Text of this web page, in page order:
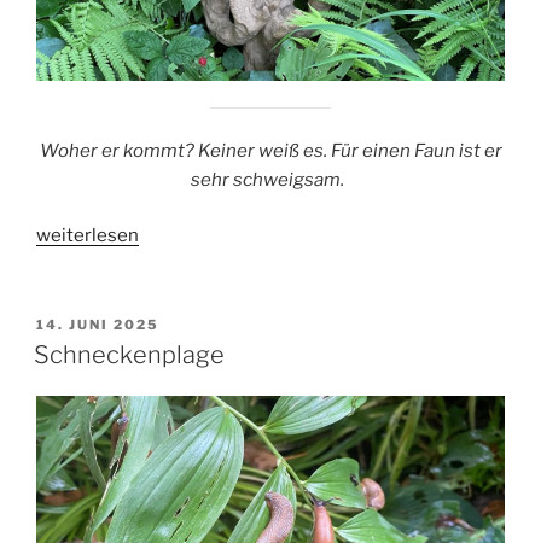
Woher er kommt? Keiner weiß es. Für einen Faun ist er
sehr schweigsam.
„Der
weiterlesen
VERÖFFENTLICHT
AM
14. JUNI 2025
Schneckenplage